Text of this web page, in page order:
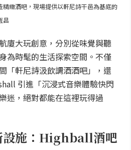
緻酒吧，現場提供以軒尼詩干邑為基底的
昌
廈大玩創意，分別從味覺與聽
為時髦的生活探索空間。不僅
「軒尼詩汲飲調酒酒吧」，還
引進「沉浸式音樂體驗快閃
迷，絕對都能在這裡玩得過
設施：Highball酒吧